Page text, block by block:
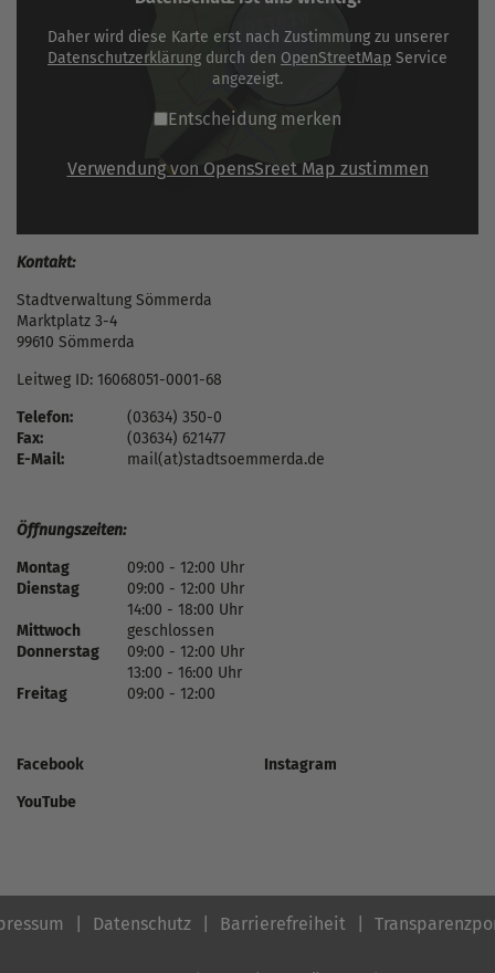
Daher wird diese Karte erst nach Zustimmung zu unserer
Datenschutzerklärung durch den OpenStreetMap Service
angezeigt.
Entscheidung merken
Verwendung von OpensSreet Map zustimmen
Kontakt:
Stadtverwaltung Sömmerda
Marktplatz 3-4
99610 Sömmerda
Leitweg ID: 16068051-0001-68
Telefon:
(03634) 350-0
Fax:
(03634) 621477
E-Mail:
mail(at)stadtsoemmerda.de
Öffnungszeiten:
Montag
09:00 - 12:00 Uhr
Dienstag
09:00 - 12:00 Uhr
14:00 - 18:00 Uhr
Mittwoch
geschlossen
Donnerstag
09:00 - 12:00 Uhr
13:00 - 16:00 Uhr
Freitag
09:00 - 12:00
Facebook
Instagram
YouTube
Datenschutz Barrierefreiheit